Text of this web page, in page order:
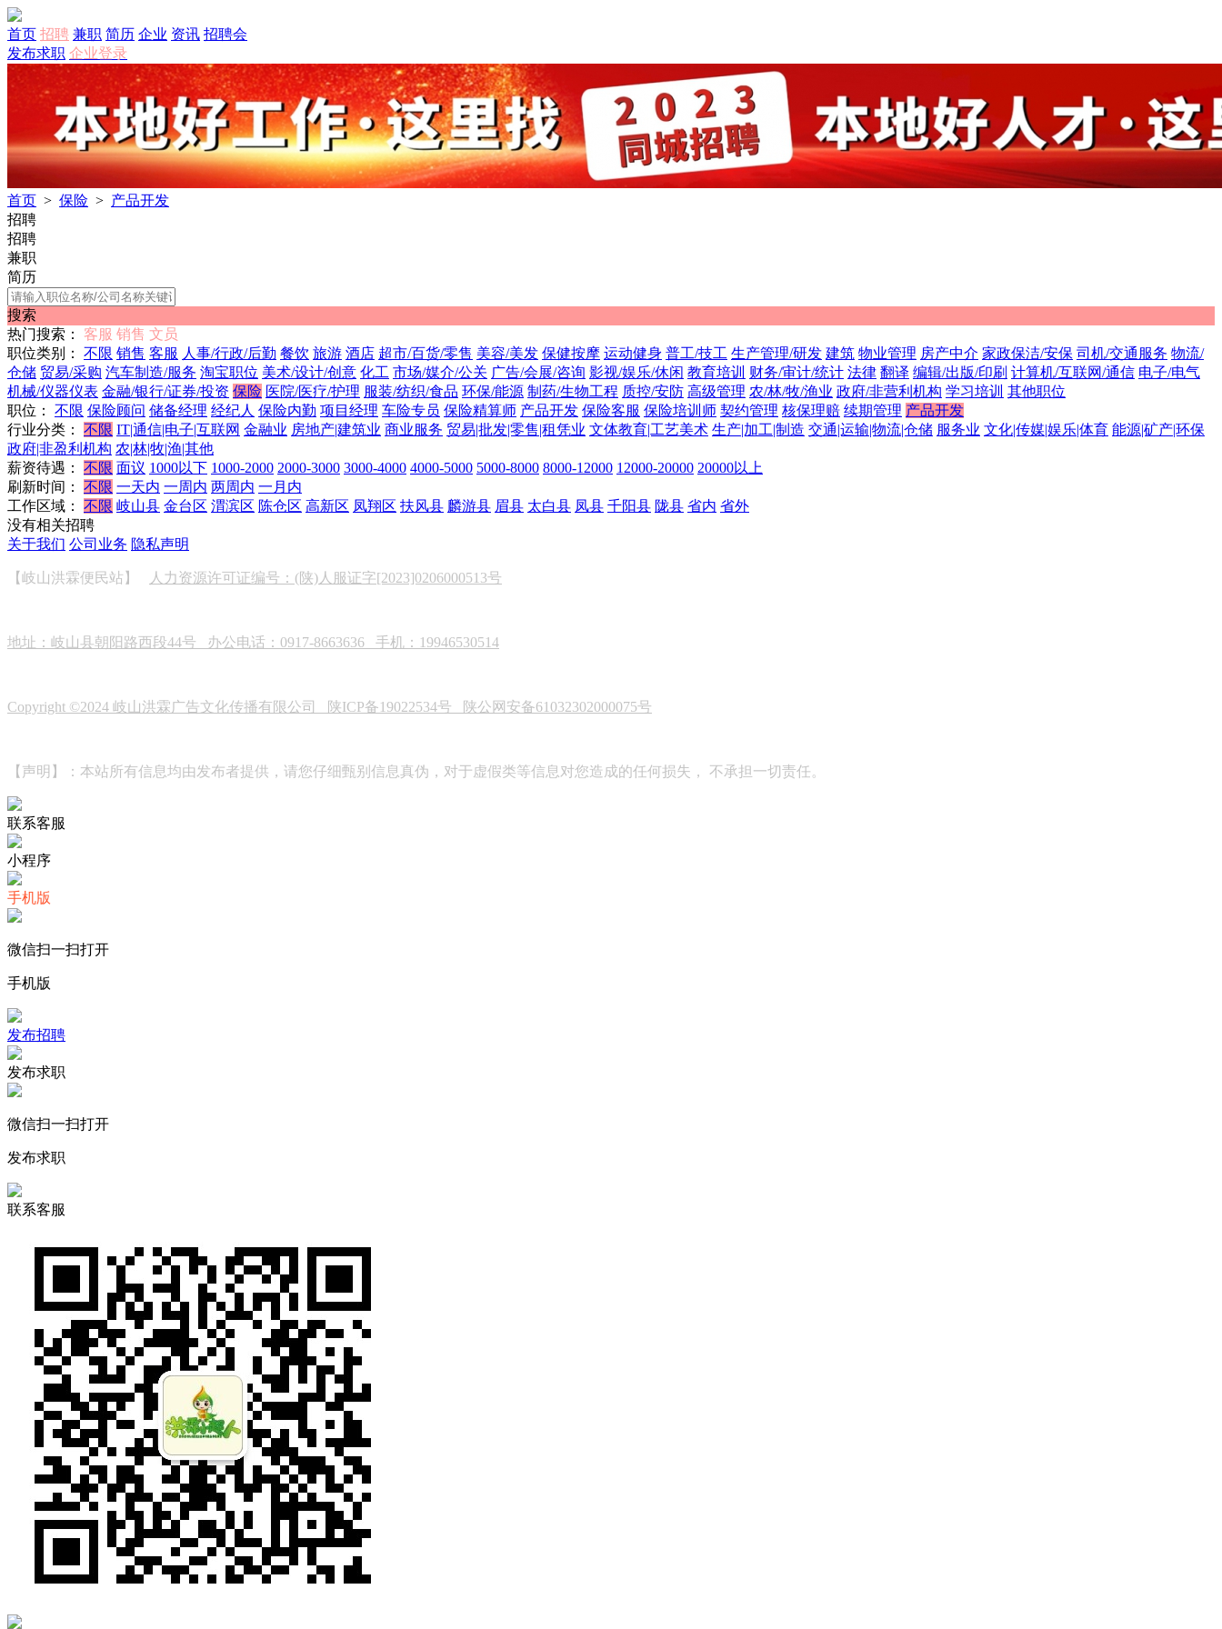
首页 招聘 兼职 简历 企业 资讯 招聘会
发布求职 企业登录
首页 > 保险 > 产品开发
招聘
招聘
兼职
简历
搜索
热门搜索：
客服 销售 文员
职位类别：
不限 销售 客服 人事/行政/后勤 餐饮 旅游 酒店 超市/百货/零售 美容/美发 保健按摩 运动健身 普工/技工 生产管理/研发 建筑 物业管理 房产中介 家政保洁/安保 司机/交通服务 物流/
仓储 贸易/采购 汽车制造/服务 淘宝职位 美术/设计/创意 化工 市场/媒介/公关 广告/会展/咨询 影视/娱乐/休闲 教育培训 财务/审计/统计 法律 翻译 编辑/出版/印刷 计算机/互联网/通信 电子/电气
机械/仪器仪表 金融/银行/证券/投资 保险 医院/医疗/护理 服装/纺织/食品 环保/能源 制药/生物工程 质控/安防 高级管理 农/林/牧/渔业 政府/非营利机构 学习培训 其他职位
职位：
不限 保险顾问 储备经理 经纪人 保险内勤 项目经理 车险专员 保险精算师 产品开发 保险客服 保险培训师 契约管理 核保理赔 续期管理 产品开发
行业分类：
不限 IT|通信|电子|互联网 金融业 房地产|建筑业 商业服务 贸易|批发|零售|租凭业 文体教育|工艺美术 生产|加工|制造 交通|运输|物流|仓储 服务业 文化|传媒|娱乐|体育 能源|矿产|环保
政府|非盈利机构 农|林|牧|渔|其他
薪资待遇：
不限 面议 1000以下 1000-2000 2000-3000 3000-4000 4000-5000 5000-8000 8000-12000 12000-20000 20000以上
刷新时间：
不限 一天内 一周内 两周内 一月内
工作区域：
不限 岐山县 金台区 渭滨区 陈仓区 高新区 凤翔区 扶风县 麟游县 眉县 太白县 凤县 千阳县 陇县 省内 省外
没有相关招聘
关于我们 公司业务 隐私声明
【岐山洪霖便民站】 人力资源许可证编号：(陕)人服证字[2023]0206000513号
地址：岐山县朝阳路西段44号 办公电话：0917-8663636 手机：19946530514
Copyright ©2024 岐山洪霖广告文化传播有限公司 陕ICP备19022534号 陕公网安备61032302000075号
【声明】：本站所有信息均由发布者提供，请您仔细甄别信息真伪，对于虚假类等信息对您造成的任何损失， 不承担一切责任。
联系客服
小程序
手机版
微信扫一扫打开
手机版
发布招聘
发布求职
微信扫一扫打开
发布求职
联系客服